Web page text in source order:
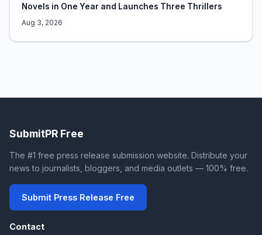
Novels in One Year and Launches Three Thrillers
Aug 3, 2026
SubmitPR Free
The #1 free press release submission website. Distribute your
news to journalists, bloggers, and media outlets — 100% free.
Submit Press Release Free
Contact